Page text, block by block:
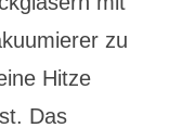
zu
Hitze
Das